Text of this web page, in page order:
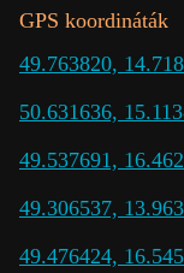
GPS koordináták
49.763820,
50.631636,
49.537691,
49.306537,
49.476424,